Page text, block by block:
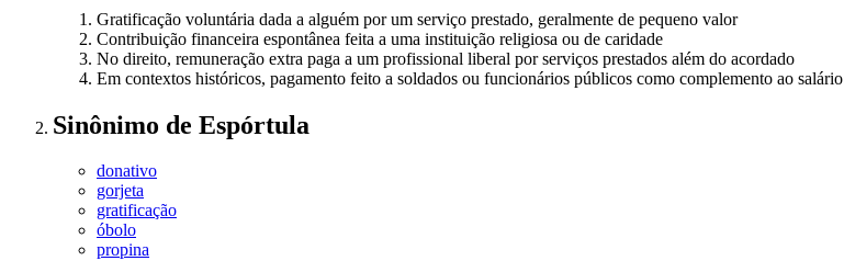
Gratificação voluntária dada a alguém por um serviço prestado, geralmente de pequeno valor
Contribuição financeira espontânea feita a uma instituição religiosa ou de caridade
No direito, remuneração extra paga a um profissional liberal por serviços prestados além do acordado
Em contextos históricos, pagamento feito a soldados ou funcionários públicos como complemento ao salário
Sinônimo de Espórtula
donativo
gorjeta
gratificação
óbolo
propina